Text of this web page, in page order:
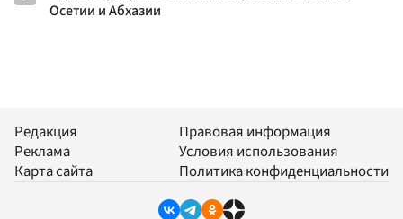
Осетии и Абхазии
Редакция
Реклама
Карта сайта
Правовая информация
Условия использования
Политика конфиденциальности